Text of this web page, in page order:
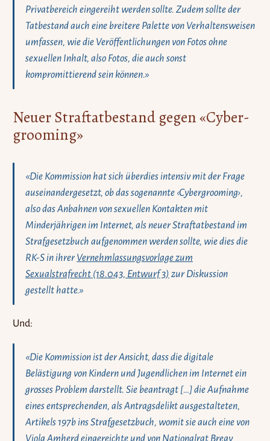
Privatbereich eingereiht werden sollte. Zudem sollte der
Tatbestand auch eine breitere Palette von Verhaltensweisen
umfassen, wie die Veröffentlichungen von Fotos ohne
sexuellen Inhalt, also Fotos, die auch sonst
kompromittierend sein können.»
Neuer Straftatbestand gegen «Cyber­
grooming»
«Die Kommission hat sich überdies intensiv mit der Frage
auseinandergesetzt, ob das sogenannte ‹Cybergrooming›,
also das Anbahnen von sexuellen Kontakten mit
Minderjährigen im Internet, als neuer Straftatbestand im
Strafgesetzbuch aufgenommen werden sollte, wie dies die
RK-S in ihrerVernehmlassungsvorlage zum
Sexualstrafrecht (18.043, Entwurf 3) zur Diskussion
gestellt hatte.»
Und:
«Die Kommission ist der Ansicht, dass die digitale
Belästigung von Kindern und Jugendlichen im Internet ein
grosses Problem darstellt. Sie beantragt […] die Aufnahme
eines entsprechenden, als Antragsdelikt ausgestalteten,
Artikels 197b ins Strafgesetzbuch, womit sie auch eine von
Viola Amherd eingereichte und von Nationalrat Bregy